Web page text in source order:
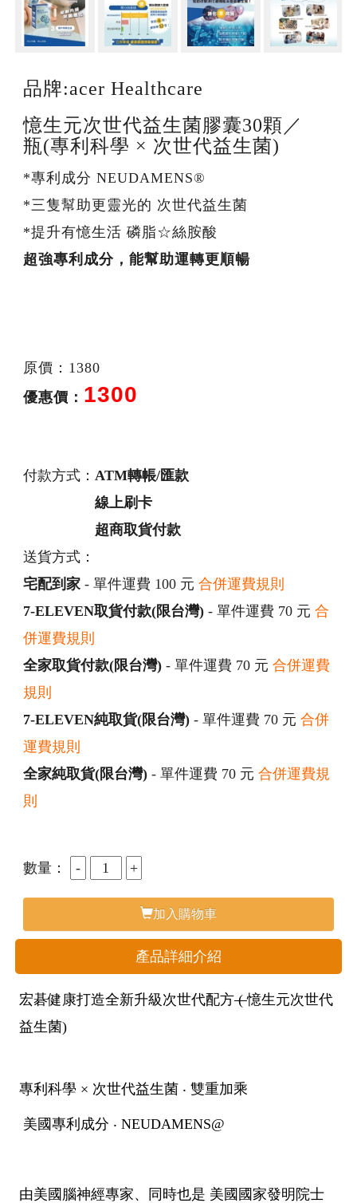
品牌:acer Healthcare
憶生元次世代益生菌膠囊30顆／
瓶(專利科學 × 次世代益生菌)
*專利成分 NEUDAMENS®
*三隻幫助更靈光的 次世代益生菌
*提升有憶生活 磷脂☆絲胺酸
超強專利成分，能幫助運轉更順暢
原價：1380
優惠價： 1300
付款方式： ATM轉帳/匯款
線上刷卡
超商取貨付款
送貨方式：
宅配到家- 單件運費 100 元 合併運費規則
7-ELEVEN取貨付款(限台灣)- 單件運費 70 元 合
併運費規則
全家取貨付款(限台灣)- 單件運費 70 元 合併運費
規則
7-ELEVEN純取貨(限台灣)- 單件運費 70 元 合併
運費規則
全家純取貨(限台灣)- 單件運費 70 元 合併運費規
則
數量：
加入購物車
產品詳細介紹
宏碁健康打造全新升級次世代配方(憶生元次世代
益生菌)
專利科學 × 次世代益生菌 ‧ 雙重加乘
美國專利成分 ‧ NEUDAMENS@
由美國腦神經專家、同時也是 美國國家發明院士